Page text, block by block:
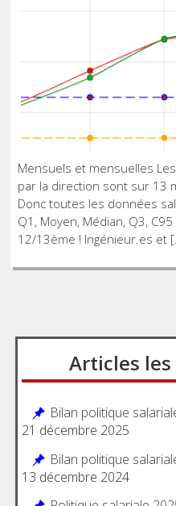
Mensuels et mensuelles
par la direction sont sur 13
Donc toutes les données
Q1, Moyen, Médian, Q3,
12/13ème ! Ingénieur.es et
Articles
Bilan politique
21 décembre 2025
Bilan politique
13 décembre 2024